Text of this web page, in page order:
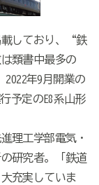
しており、“鉄
類書中最多の
年9月開業の
予定のE8系山形
理工学部電気・
研究者。「鉄道
充実していま